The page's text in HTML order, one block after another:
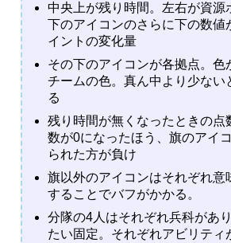
中央上が残り時間。左右が資源
下のアイコンのさらに下の数値
イントの変化量
その下のアイコンが各拠点。色
チームの色。真ん中より少ない
る
残り時間が無くなったときの点
数が0になったほう、旗のアイ
られた方が負け
旗以外のアイコンはそれぞれ意
することでバフがかかる。
分隊の4人はそれぞれ兵科があ
たい固定。それぞれアビリティ